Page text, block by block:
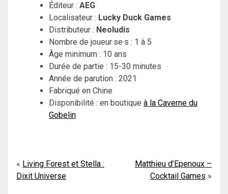
Éditeur : AEG
Localisateur : Lucky Duck Games
Distributeur : Neoludis
Nombre de joueur·se·s : 1 à 5
Âge minimum : 10 ans
Durée de partie : 15-30 minutes
Année de parution : 2021
Fabriqué en Chine
Disponibilité : en boutique à la Caverne du
Gobelin
Navigation
de
Living Forest et Stella :
Dixit Universe
Matthieu d’Epenoux –
Cocktail Games